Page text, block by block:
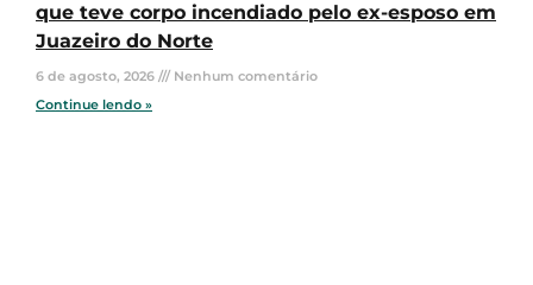
que teve corpo incendiado pelo ex-esposo em
Juazeiro do Norte
6 de agosto, 2026
Nenhum comentário
Continue lendo »